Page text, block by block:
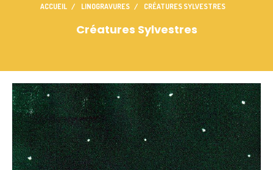
ACCUEIL LINOGRAVURES CRÉATURES SYLVESTRES
Créatures Sylvestres